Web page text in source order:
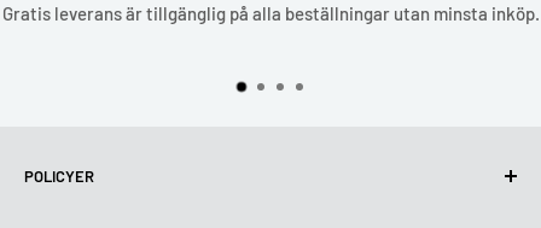
Gratis leverans är tillgänglig på alla beställningar utan minsta inköp.
POLICYER